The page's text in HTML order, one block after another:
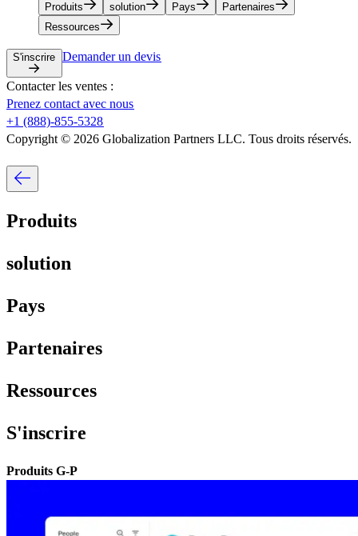
Produits​​ solution​​ Pays​​
Partenaires​​
Ressources​​
S'inscrire​​ Demander un devis​​
Contacter les ventes :​​
Prenez contact avec nous​​
+1 (888)-855-5328​​
Copyright © 2026 Globalization Partners LLC. Tous droits réservés.​​
Produits​​
solution​​
Pays​​
Partenaires​​
Ressources​​
S'inscrire​​
Produits G-P​​